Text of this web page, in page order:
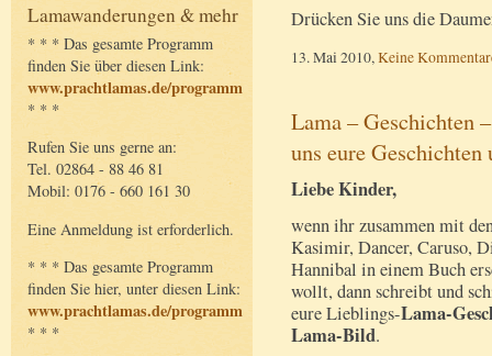
Lamawanderungen & mehr
* * * Das gesamte Programm
finden Sie über diesen Link:
www.prachtlamas.de/programm
* * *
Rufen Sie uns gerne an:
Tel. 02864 - 88 46 81
Mobil: 0176 - 660 161 30
Eine Anmeldung ist erforderlich.
* * * Das gesamte Programm
finden Sie hier, unter diesen Link:
www.prachtlamas.de/programm
* * *
Drücken Sie uns die
13. Mai 2010,Keine
Lama – Geschichten
uns eure
Liebe Kinder,
wenn ihr zusammen mit
Kasimir, Dancer, Caruso,
Hannibal in einem Buch
wollt, dann schreibt und
eure Lieblings-Lama-
Lama-Bild.